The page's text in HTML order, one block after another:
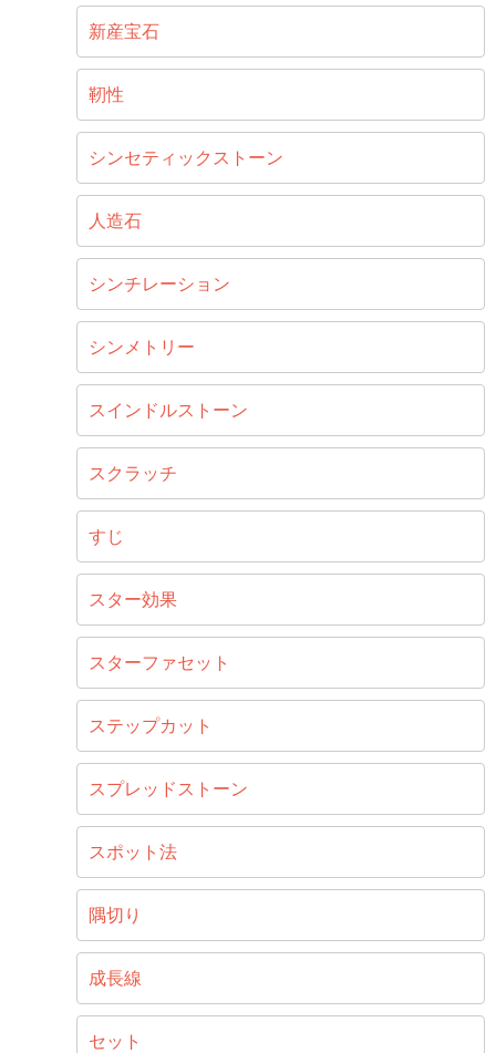
新産宝石
靭性
シンセティックストーン
人造石
シンチレーション
シンメトリー
スインドルストーン
スクラッチ
すじ
スター効果
スターファセット
ステップカット
スプレッドストーン
スポット法
隅切り
成長線
セット